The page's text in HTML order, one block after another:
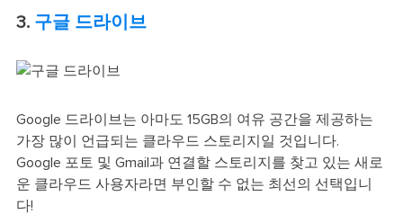
3. 구글 드라이브
Google 드라이브는 아마도 15GB의 여유 공간을 제공하는
가장 많이 언급되는 클라우드 스토리지일 것입니다.
Google 포토 및 Gmail과 연결할 스토리지를 찾고 있는 새로
운 클라우드 사용자라면 부인할 수 없는 최선의 선택입니
다!